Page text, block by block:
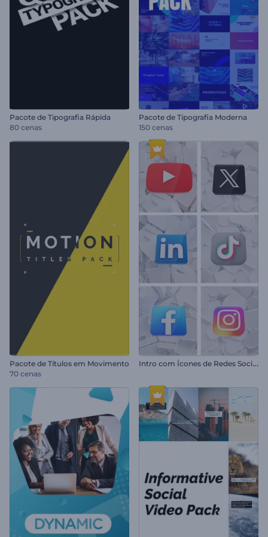
Pacote de Tipografia Rápida
80 cenas
Pacote de Tipografia Moderna
150 cenas
Pacote de Títulos em Movimento
70 cenas
I
ntro com Ícones de Redes Sociais